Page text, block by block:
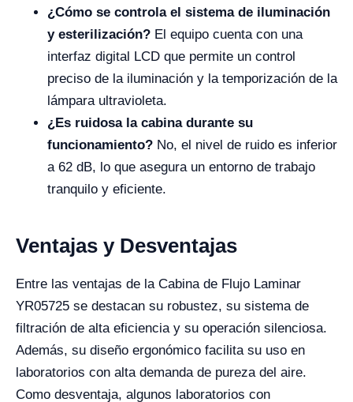
¿Cómo se controla el sistema de iluminación
y esterilización? El equipo cuenta con una
interfaz digital LCD que permite un control
preciso de la iluminación y la temporización de la
lámpara ultravioleta.
¿Es ruidosa la cabina durante su
funcionamiento? No, el nivel de ruido es inferior
a 62 dB, lo que asegura un entorno de trabajo
tranquilo y eficiente.
Ventajas y Desventajas
Entre las ventajas de la Cabina de Flujo Laminar
YR05725 se destacan su robustez, su sistema de
filtración de alta eficiencia y su operación silenciosa.
Además, su diseño ergonómico facilita su uso en
laboratorios con alta demanda de pureza del aire.
Como desventaja, algunos laboratorios con